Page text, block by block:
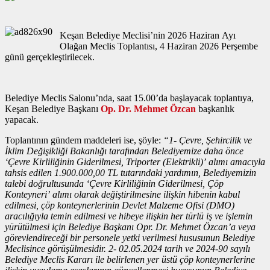
Keşan Belediye Meclisi’nin 2026 Haziran Ayı
Olağan Meclis Toplantısı, 4 Haziran 2026 Perşembe
günü gerçekleştirilecek.
Belediye Meclis Salonu’nda, saat 15.00’da başlayacak toplantıya,
Keşan Belediye Başkanı Op. Dr. Mehmet Özcan başkanlık
yapacak.
Toplantının gündem maddeleri ise, şöyle: “1- Çevre, Şehircilik ve
İklim Değişikliği Bakanlığı tarafından Belediyemize daha önce
‘Çevre Kirliliğinin Giderilmesi, Triporter (Elektrikli)’ alımı amacıyla
tahsis edilen 1.900.000,00 TL tutarındaki yardımın, Belediyemizin
talebi doğrultusunda ‘Çevre Kirliliğinin Giderilmesi, Çöp
Konteyneri’ alımı olarak değiştirilmesine ilişkin hibenin kabul
edilmesi, çöp konteynerlerinin Devlet Malzeme Ofisi (DMO)
aracılığıyla temin edilmesi ve hibeye ilişkin her türlü iş ve işlemin
yürütülmesi için Belediye Başkanı Opr. Dr. Mehmet Özcan’a veya
görevlendireceği bir personele yetki verilmesi hususunun Belediye
Meclisince görüşülmesidir. 2- 02.05.2024 tarih ve 2024-90 sayılı
Belediye Meclis Kararı ile belirlenen yer üstü çöp konteynerlerine